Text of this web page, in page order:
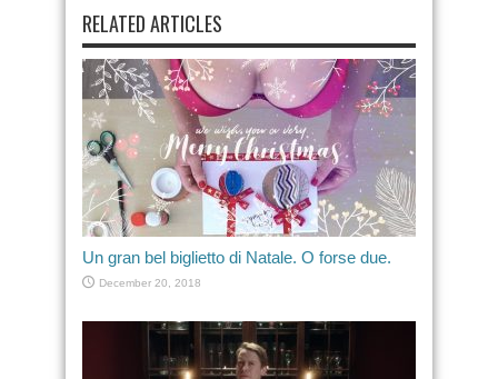
RELATED ARTICLES
Un gran bel biglietto di Natale. O forse due.
December 20, 2018